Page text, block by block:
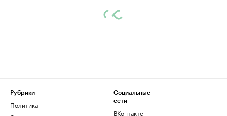
Рубрики
Политика
Социальные
сети
ВКонтакте